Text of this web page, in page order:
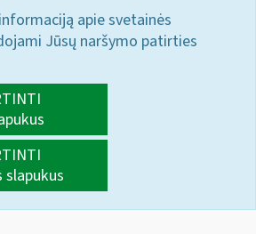
apie svetainės
Jūsų naršymo patirties
slapukus